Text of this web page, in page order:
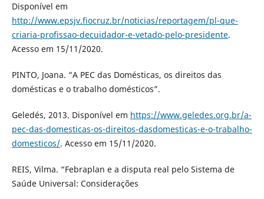
Disponível em
http://www.epsjv.fiocruz.br/noticias/reportagem/pl-que-
criaria-profissao-decuidador-e-vetado-pelo-presidente.
Acesso em 15/11/2020.
PINTO, Joana. “A PEC das Domésticas, os direitos das
domésticas e o trabalho domésticos”.
Geledés, 2013. Disponível em https://www.geledes.org.br/a-
pec-das-domesticas-os-direitos-dasdomesticas-e-o-trabalho-
domesticos/. Acesso em 15/11/2020.
REIS, Vilma. “Febraplan e a disputa real pelo Sistema de
Saúde Universal: Considerações